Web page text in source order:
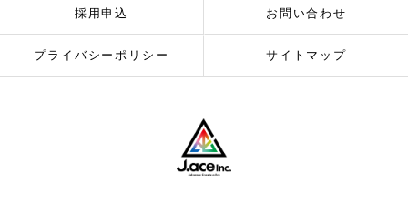
採用申込 お問い合わせ
プライバシーポリシー サイトマップ